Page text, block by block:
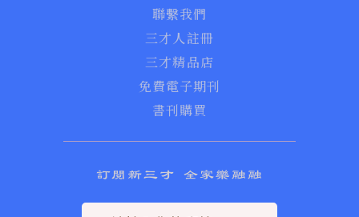
聯繫我們
三才人註冊
三才精品店
免費電子期刊
書刊購買
訂閱新三才 全家樂融融